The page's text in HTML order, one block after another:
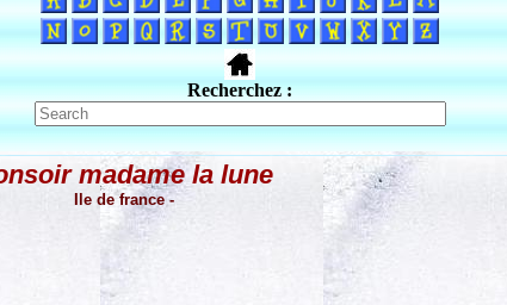
Recherchez :
madame la lune
Ile de france -